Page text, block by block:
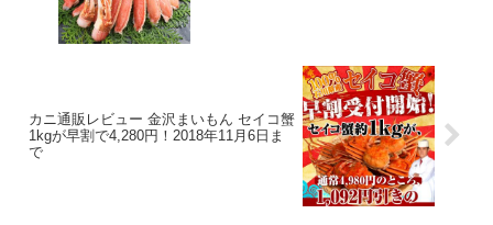
カニ通販レビュー 金沢まいもん セイコ蟹
1kgが早割で4,280円！2018年11月6日ま
で